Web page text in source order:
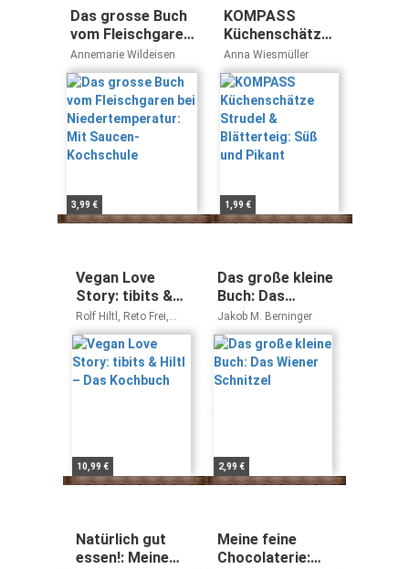
Das grosse Buch
vom Fleischgaren
bei
Niedertemperatur:
Mit Saucen-
Kochschule
Annemarie Wildeisen
3,99 €
KOMPASS
Küchenschätze
Strudel &
Blätterteig: Süß
und Pikant
Anna Wiesmüller
1,99 €
Vegan Love
Story: tibits &
Hiltl – Das
Kochbuch
Rolf Hiltl, Reto Frei,
Juliette Chrétien
10,99 €
Das große kleine
Buch: Das
Wiener Schnitzel
Jakob M. Berninger
2,99 €
Natürlich gut
essen!: Meine
Meine feine
Chocolaterie: